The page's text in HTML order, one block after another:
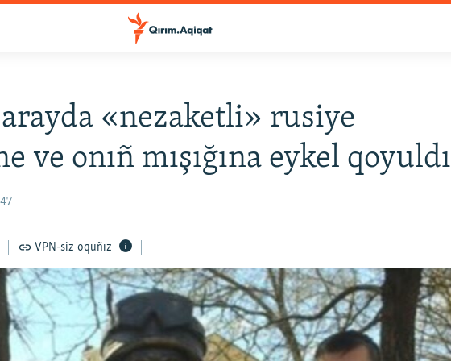
«nezaketli» rusiye
ve onıñ mışığına eykel qoyuldı
VPN-siz oquñız